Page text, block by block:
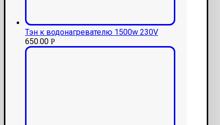
Тэн к водонагревателю 1500w 230V
650.00 Р